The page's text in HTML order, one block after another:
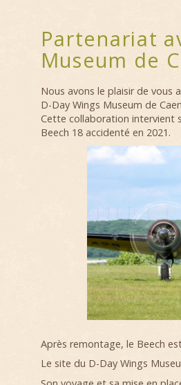
Partenariat
Museum de
Nous avons le plaisir de vous
D-Day Wings Museum de
Cette collaboration intervient
Beech 18 accidenté en 2021.
Après remontage, le Beech
Le site du D-Day Wings